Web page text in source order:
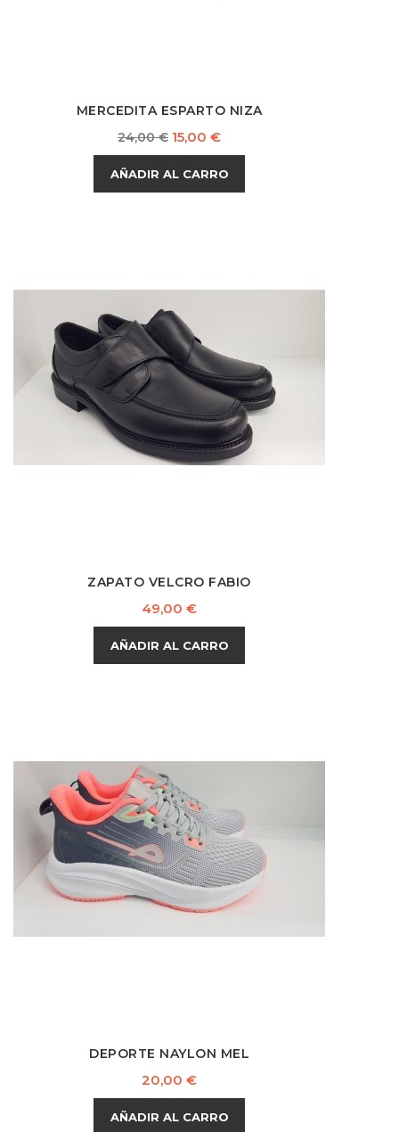
MERCEDITA ESPARTO NIZA
Precio
base
24,00 € Precio
15,00 €
AÑADIR AL CARRO
ZAPATO VELCRO FABIO
Precio
49,00 €
AÑADIR AL CARRO
DEPORTE NAYLON MEL
Precio
20,00 €
AÑADIR AL CARRO